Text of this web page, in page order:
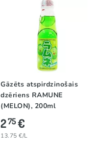
Gāzēts atspirdzinošais
dzēriens RAMUNE
(MELON), 200ml
275€
13.75 €/L